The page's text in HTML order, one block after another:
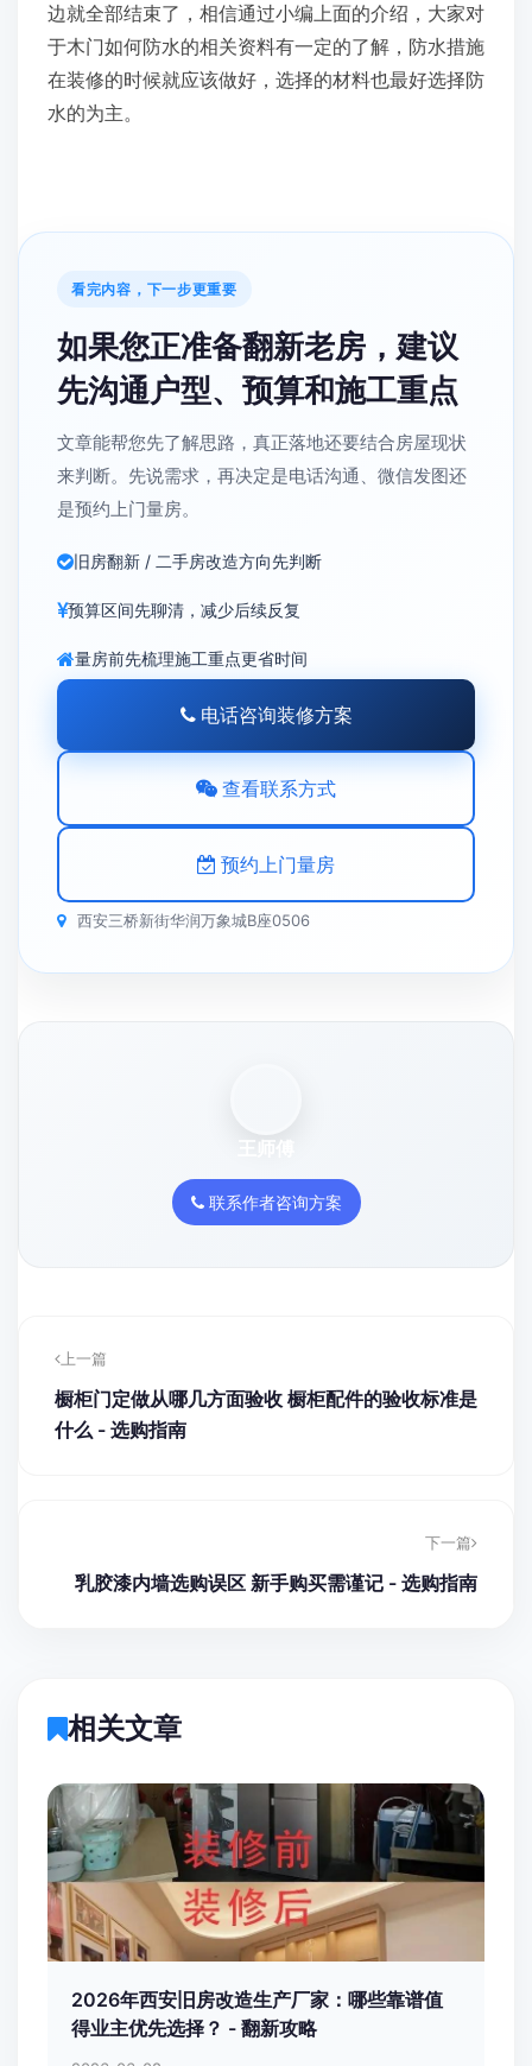
边就全部结束了，相信通过小编上面的介绍，大家对
于木门如何防水的相关资料有一定的了解，防水措施
在装修的时候就应该做好，选择的材料也最好选择防
水的为主。
看完内容，下一步更重要
如果您正准备翻新老房，建议
先沟通户型、预算和施工重点
文章能帮您先了解思路，真正落地还要结合房屋现状
来判断。先说需求，再决定是电话沟通、微信发图还
是预约上门量房。
旧房翻新 / 二手房改造方向先判断
预算区间先聊清，减少后续反复
量房前先梳理施工重点更省时间
电话咨询装修方案
查看联系方式
预约上门量房
西安三桥新街华润万象城B座0506
王师傅
联系作者咨询方案
上一篇
橱柜门定做从哪几方面验收 橱柜配件的验收标准是
什么 - 选购指南
下一篇
乳胶漆内墙选购误区 新手购买需谨记 - 选购指南
相关文章
2026年西安旧房改造生产厂家：哪些靠谱值
得业主优先选择？ - 翻新攻略